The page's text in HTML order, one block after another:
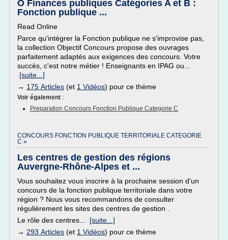
Õ Finances publiques Catégories A et B :
Fonction publique ...
Read Online
Parce qu'intégrer la Fonction publique ne s'improvise pas,
la collection Objectif Concours propose des ouvrages
parfaitement adaptés aux exigences des concours. Votre
succès, c'est notre métier ! Enseignants en IPAG ou...
[suite...]
→ 175 Articles (et 1 Vidéos) pour ce thème
Voir également :
Preparation Concours Fonction Publique Categorie C
CONCOURS FONCTION PUBLIQUE TERRITORIALE CATEGORIE
C »
Les centres de gestion des régions
Auvergne-Rhône-Alpes et ...
Vous souhaitez vous inscrire à la prochaine session d'un
concours de la fonction publique territoriale dans votre
région ? Nous vous recommandons de consulter
régulièrement les sites des centres de gestion .
Le rôle des centres... [suite...]
→ 293 Articles (et 1 Vidéos) pour ce thème